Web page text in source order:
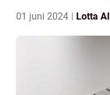
01 juni 2024 Lotta